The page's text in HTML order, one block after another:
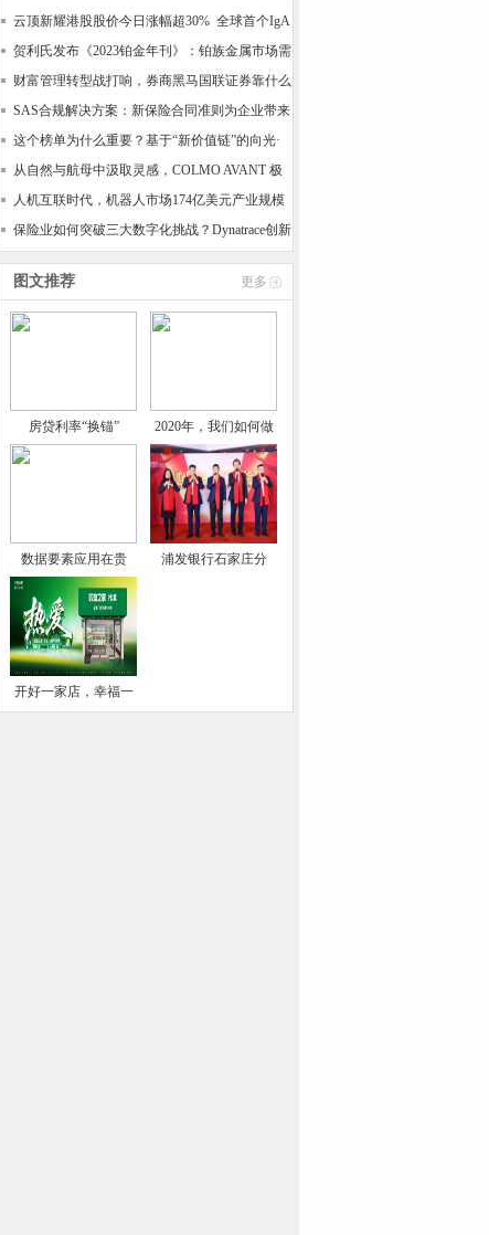
合规
云顶新耀港股股价今日涨幅超30% 全球首个IgA
肾
贺利氏发布《2023铂金年刊》：铂族金属市场需
求预计
财富管理转型战打响，券商黑马国联证券靠什么
领跑基
SAS合规解决方案：新保险合同准则为企业带来
新的机
这个榜单为什么重要？基于“新价值链”的向光·
易善
从自然与航母中汲取灵感，COLMO AVANT 极
境空调自由
人机互联时代，机器人市场174亿美元产业规模
背后的
保险业如何突破三大数字化挑战？Dynatrace创新
技术
图文推荐 更多
房贷利率“换锚” 2020年，我们如何做
数据要素应用在贵 浦发银行石家庄分
开好一家店，幸福一